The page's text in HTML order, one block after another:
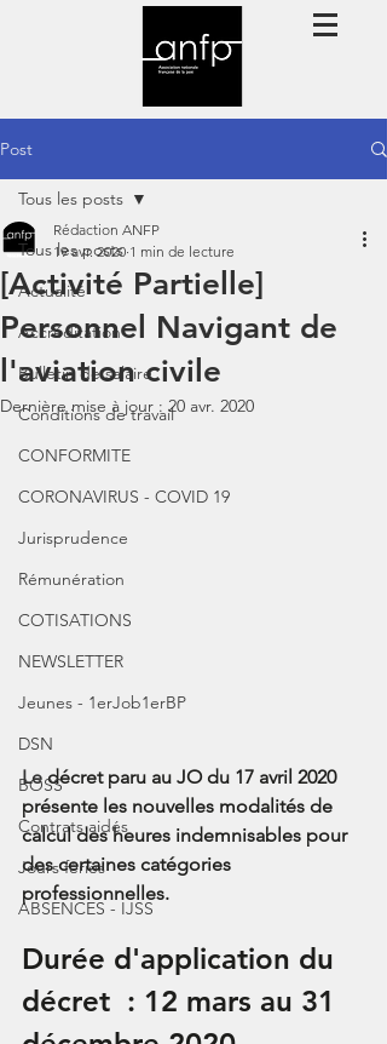
Post
Tous les posts
Actualité
Accréditation
Bulletin de salaire
Conditions de travail
CONFORMITE
CORONAVIRUS - COVID 19
Jurisprudence
Rémunération
COTISATIONS
NEWSLETTER
Jeunes - 1erJob1erBP
DSN
BOSS
Contrats aidés
Jours fériés
ABSENCES - IJSS
Tous les posts
[Activité Partielle]
Personnel Navigant de
l'aviation civile
Rédaction ANFP
19 avr. 2020 1 min de lecture
Dernière mise à jour : 20 avr. 2020
Le décret paru au JO du 17 avril 2020
présente les nouvelles modalités de
calcul des heures indemnisables pour
des certaines catégories
professionnelles.
Durée d'application du
décret  : 12 mars au 31